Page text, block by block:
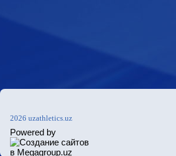
2026 uzathletics.uz
Powered by